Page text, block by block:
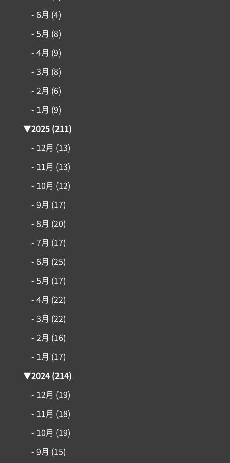
コンセプト
はじめての家づくり
アイフルホームについて
土地情報
インフォメーション
- 6月 (4)
- 5月 (8)
- 4月 (9)
- 3月 (8)
- 2月 (6)
- 1月 (9)
▼2025(211)
- 12月 (13)
- 11月 (13)
- 10月 (12)
- 9月 (17)
- 8月 (20)
- 7月 (17)
- 6月 (25)
- 5月 (17)
- 4月 (22)
- 3月 (22)
- 2月 (16)
- 1月 (17)
▼2024(214)
- 12月 (19)
- 11月 (18)
- 10月 (19)
- 9月 (15)